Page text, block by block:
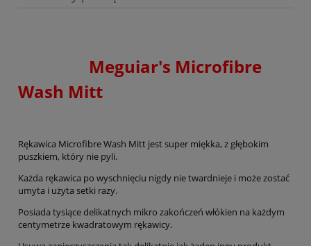
Meguiar's Microfibre
Wash Mitt
Rękawica Microfibre Wash Mitt jest super miękka, z głębokim
puszkiem, który nie pyli.
Każda rękawica po wyschnięciu nigdy nie twardnieje i może zostać
umyta i użyta setki razy.
Posiada tysiące delikatnych mikro zakończeń włókien na każdym
centymetrze kwadratowym rękawicy.